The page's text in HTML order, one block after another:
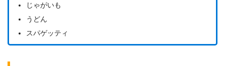
じゃがいも
うどん
スパゲッティ